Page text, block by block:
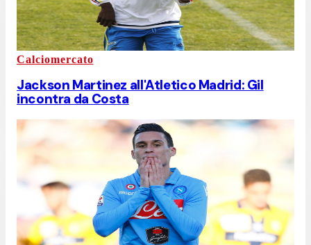
Calciomercato
Jackson Martinez all'Atletico Madrid: Gil
incontra da Costa